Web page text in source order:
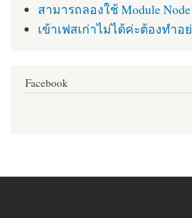
สามารถลองใช้ Module Node
เข้าเฟสเก่าไม่ได้ค่ะต้องทำอย่
Facebook